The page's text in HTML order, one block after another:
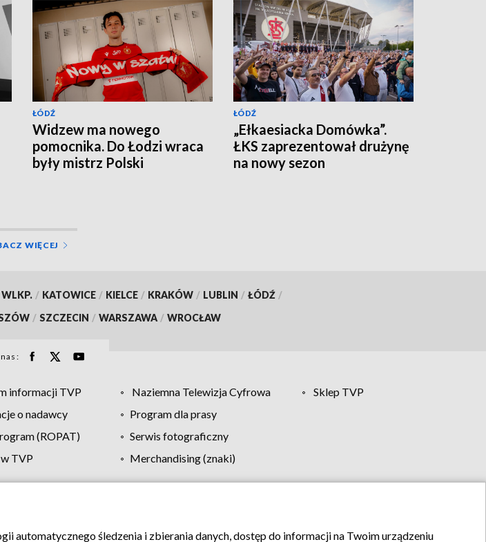
ŁÓDŹ
Widzew ma nowego
pomocnika. Do Łodzi wraca
były mistrz Polski
ŁÓDŹ
„Ełkaesiacka Domówka”.
ŁKS zaprezentował drużynę
na nowy sezon
WIĘCEJ
/ KATOWICE / KIELCE / KRAKÓW / LUBLIN / ŁÓDŹ /
/ SZCZECIN / WARSZAWA / WROCŁAW
informacji TVP Naziemna Telewizja Cyfrowa
Sklep TVP
o nadawcy
Program dla prasy
(ROPAT)
Serwis fotograficzny
TVP
Merchandising (znaki)
Moje zgody Pomoc Biuro reklamy Kontakt
automatycznego śledzenia i zbierania danych, dostęp do informacji na Twoim urządzeniu